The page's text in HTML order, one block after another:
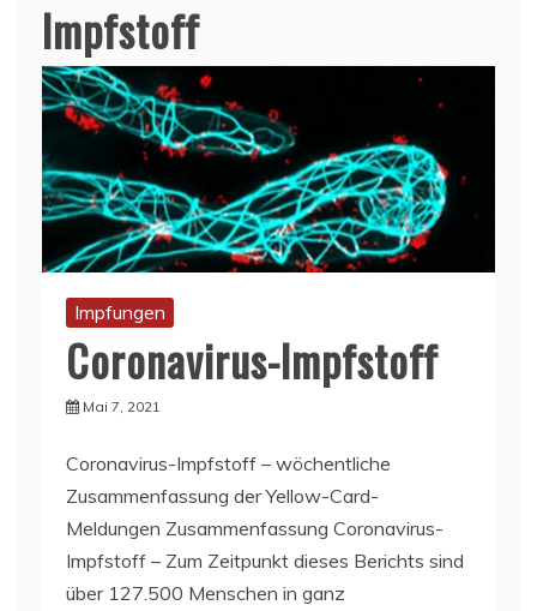
Impfstoff
Impfungen
Coronavirus-Impfstoff
Mai 7, 2021
Coronavirus-Impfstoff – wöchentliche
Zusammenfassung der Yellow-Card-
Meldungen Zusammenfassung Coronavirus-
Impfstoff – Zum Zeitpunkt dieses Berichts sind
über 127.500 Menschen in ganz